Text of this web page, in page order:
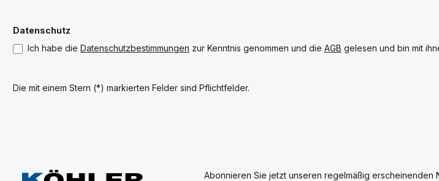
Datenschutz
Ich habe die Datenschutzbestimmungen zur Kenntnis genommen und die AGB gelesen und bin mit
Die mit einem Stern (*) markierten Felder sind Pflichtfelder.
Abonnieren Sie jetzt unseren regelmäßig